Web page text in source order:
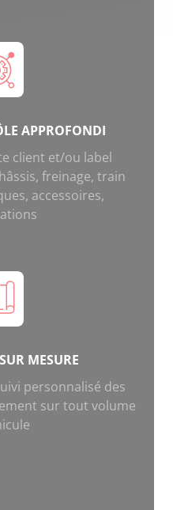
APPROFONDI
client et/ou label
freinage, train
accessoires,
MESURE
personnalisé des
sur tout volume